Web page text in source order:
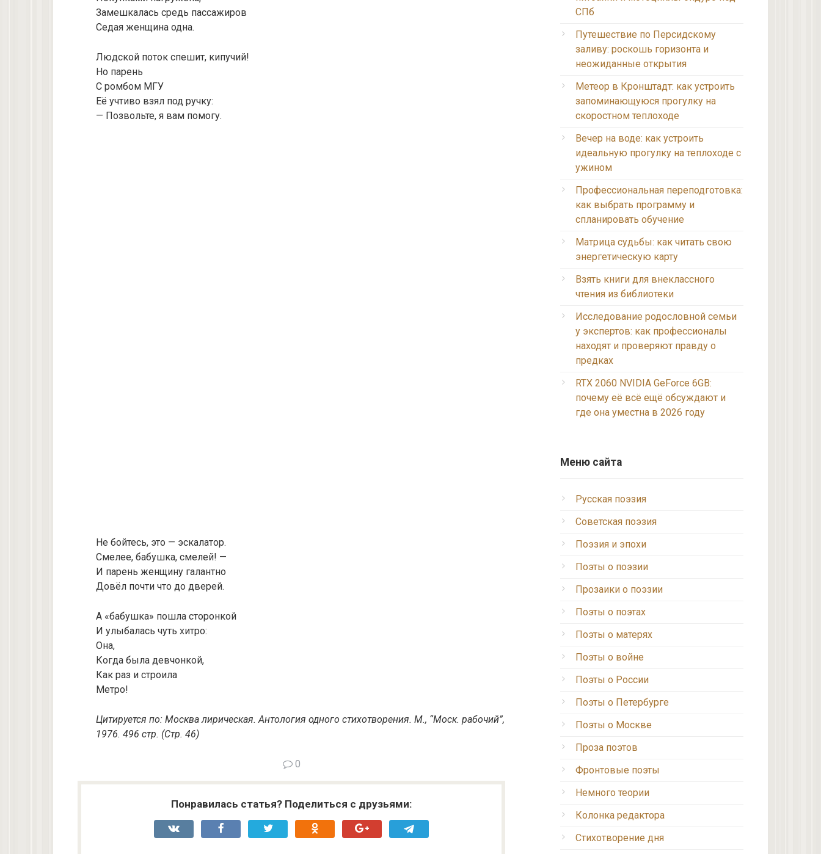
Замешкалась средь пассажиров
Седая женщина одна.
Людской поток спешит, кипучий!
Но парень
С ромбом МГУ
Её учтиво взял под ручку:
— Позвольте, я вам помогу.
Не бойтесь, это — эскалатор.
Смелее, бабушка, смелей! —
И парень женщину галантно
Довёл почти что до дверей.
А «бабушка» пошла сторонкой
И улыбалась чуть хитро:
Она,
Когда была девчонкой,
Как раз и строила
Метро!
Цитируется по: Москва лирическая. Антология одного стихотворения. М., “Моск. рабочий”,
1976. 496 стр. (Стр. 46)
0
Понравилась статья? Поделиться с друзьями:
СПб
Путешествие по Персидскому
заливу: роскошь горизонта и
неожиданные открытия
Метеор в Кронштадт: как устроить
запоминающуюся прогулку на
скоростном теплоходе
Вечер на воде: как устроить
идеальную прогулку на теплоходе с
ужином
Профессиональная переподготовка:
как выбрать программу и
спланировать обучение
Матрица судьбы: как читать свою
энергетическую карту
Взять книги для внеклассного
чтения из библиотеки
Исследование родословной семьи
у экспертов: как профессионалы
находят и проверяют правду о
предках
RTX 2060 NVIDIA GeForce 6GB:
почему её всё ещё обсуждают и
где она уместна в 2026 году
Меню сайта
Русская поэзия
Советская поэзия
Поэзия и эпохи
Поэты о поэзии
Прозаики о поэзии
Поэты о поэтах
Поэты о матерях
Поэты о войне
Поэты о России
Поэты о Петербурге
Поэты о Москве
Проза поэтов
Фронтовые поэты
Немного теории
Колонка редактора
Стихотворение дня